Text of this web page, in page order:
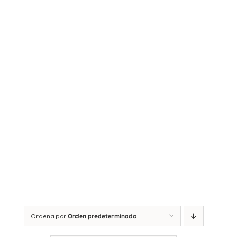
Ordena por Orden predeterminado